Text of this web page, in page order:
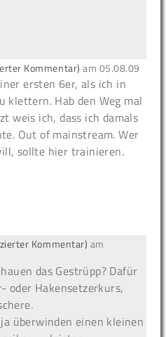
Kommentar) am 05.08.09
ersten 6er, als ich in
klettern. Hab den Weg mal
weis ich, dass ich damals
Out of mainstream. Wer
sollte hier trainieren.
Kommentar) am
das Gestrüpp? Dafür
oder Hakensetzerkurs,
überwinden einen kleinen